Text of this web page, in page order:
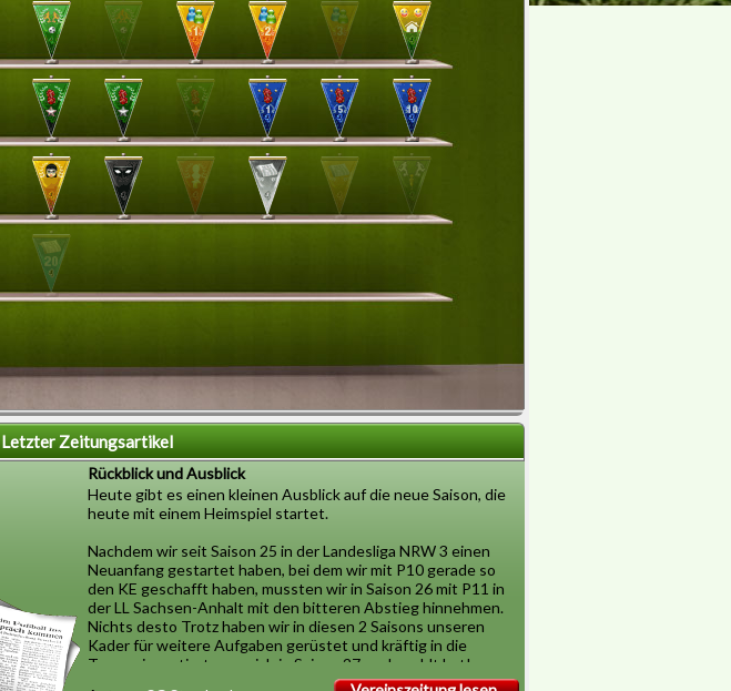
Letzter Zeitungsartikel
Rückblick und Ausblick
Heute gibt es einen kleinen Ausblick auf die neue Saison, die
heute mit einem Heimspiel startet.
Nachdem wir seit Saison 25 in der Landesliga NRW 3 einen
Neuanfang gestartet haben, bei dem wir mit P10 gerade so
den KE geschafft haben, mussten wir in Saison 26 mit P11 in
der LL Sachsen-Anhalt mit den bitteren Abstieg hinnehmen.
Nichts desto Trotz haben wir in diesen 2 Saisons unseren
Kader für weitere Aufgaben gerüstet und kräftig in die
Truppe investiert, was sich in Saison 27 ausbezahlt hat!
Diese Saison 27 in der Kreisliga NRW war ein voller Erfolg,